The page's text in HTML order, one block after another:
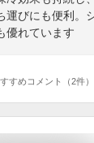
運びにも便利。
優れています
すめコメント（2件）